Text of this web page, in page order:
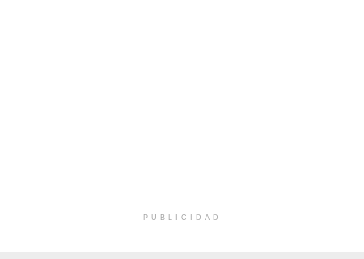
PUBLICIDAD